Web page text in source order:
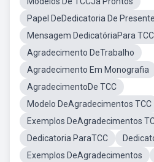
Papel DeDedicatoria De Presente
Mensagem DedicatóriaPara TCC
Agradecimento DeTrabalho
Agradecimento Em Monografia
AgradecimentoDe TCC
Modelo DeAgradecimentos TCC
Exemplos DeAgradecimentos
Dedicatoria ParaTCC
Exemplos DeAgradecimentos